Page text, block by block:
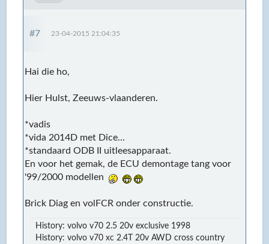
#7 23-04-2015 21:04:35
Hai die ho,
Hier Hulst, Zeeuws-vlaanderen.
*vadis
*vida 2014D met Dice...
*standaard ODB II uitleesapparaat.
En voor het gemak, de ECU demontage tang voor
'99/2000 modellen
Brick Diag en volFCR onder constructie.
History: volvo v70 2.5 20v exclusive 1998
History: volvo v70 xc 2.4T 20v AWD cross country